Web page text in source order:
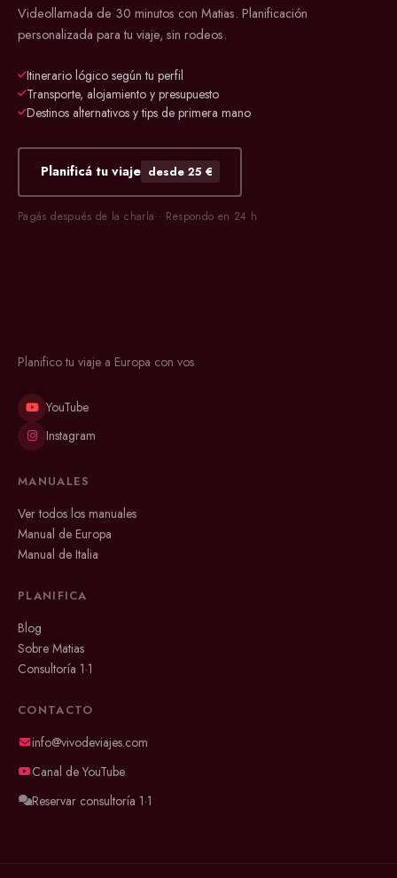
Videollamada de 30 minutos con Matias. Planificación
personalizada para tu viaje, sin rodeos.
Itinerario lógico según tu perfil
Transporte, alojamiento y presupuesto
Destinos alternativos y tips de primera mano
Planificá tu viaje desde 25 €
Pagás después de la charla · Respondo en 24 h
Planifico tu viaje a Europa con vos
YouTube
Instagram
MANUALES
Ver todos los manuales
Manual de Europa
Manual de Italia
PLANIFICA
Blog
Sobre Matias
Consultoría 1·1
CONTACTO
info@vivodeviajes.com
Canal de YouTube
Reservar consultoría 1·1